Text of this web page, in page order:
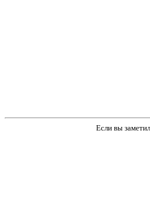
Если вы